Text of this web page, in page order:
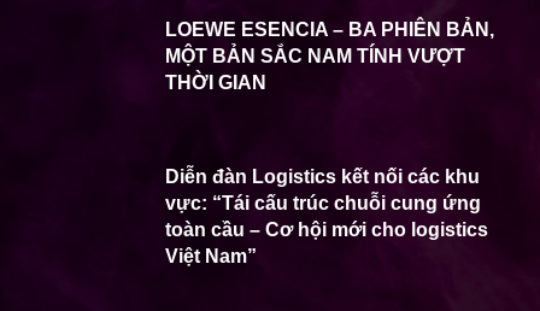
LOEWE ESENCIA – BA PHIÊN BẢN,
MỘT BẢN SẮC NAM TÍNH VƯỢT
THỜI GIAN
Diễn đàn Logistics kết nối các khu
vực: “Tái cấu trúc chuỗi cung ứng
toàn cầu – Cơ hội mới cho logistics
Việt Nam”